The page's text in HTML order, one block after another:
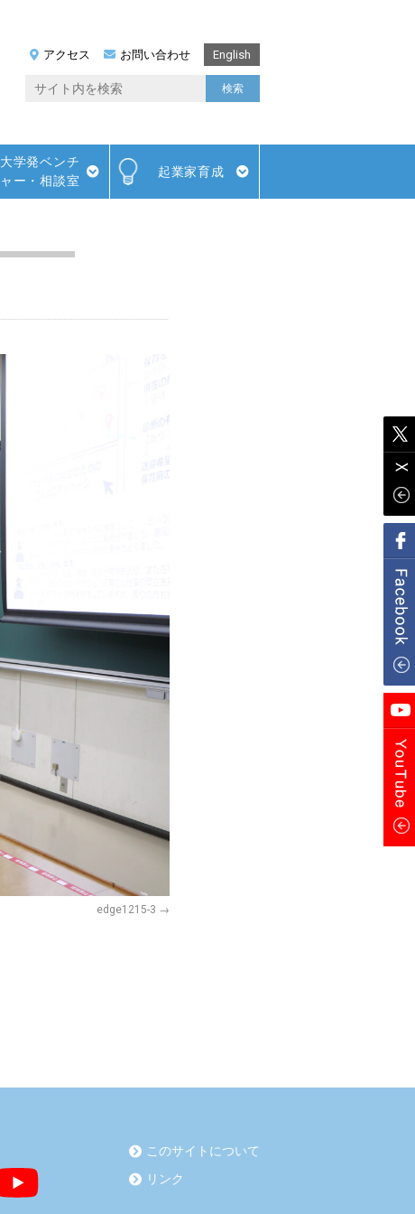
アクセス お問い合わせ English
大学発ベンチ
ャー・相談室
起業家育成
edge1215-3
このサイトについて
リンク